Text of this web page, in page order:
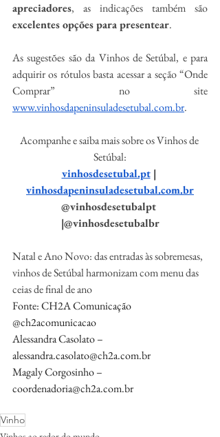
apreciadores
excelentes opções para presentear.
As sugestões são da Vinhos de Setúbal, e para
adquirir os rótulos basta acessar a seção “Onde
www.vinhosdapeninsuladesetubal.com.br.
Acompanhe e saiba mais sobre os Vinhos de
Setúbal:
vinhosdesetubal.pt |
vinhosdapeninsuladesetubal.com.br
@vinhosdesetubalpt
|@vinhosdesetubalbr
Natal e Ano Novo: das entradas às sobremesas,
vinhos de Setúbal harmonizam com menu das
ceias de final de ano
Fonte: CH2A Comunicação
@ch2acomunicacao
Alessandra Casolato –
alessandra.casolato@ch2a.com.br
Magaly Corgosinho –
coordenadoria@ch2a.com.br
Vinho